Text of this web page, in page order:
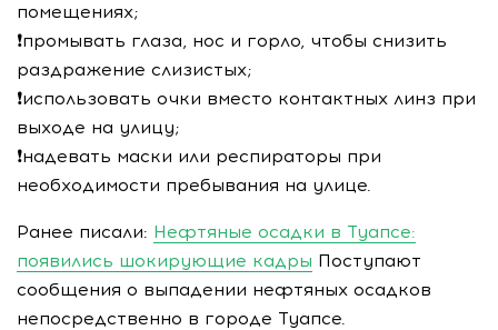
помещениях;
❗️промывать глаза, нос и горло, чтобы снизить
раздражение слизистых;
❗️использовать очки вместо контактных линз при
выходе на улицу;
❗️надевать маски или респираторы при
необходимости пребывания на улице.
Ранее писали: Нефтяные осадки в Туапсе:
появились шокирующие кадры Поступают
сообщения о выпадении нефтяных осадков
непосредственно в городе Туапсе.